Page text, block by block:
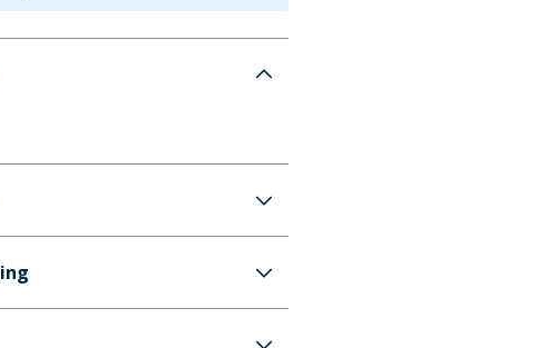
Flex Vandtætte Sneakers Sort